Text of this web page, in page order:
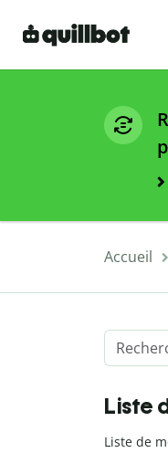
Accueil
Liste
Liste de